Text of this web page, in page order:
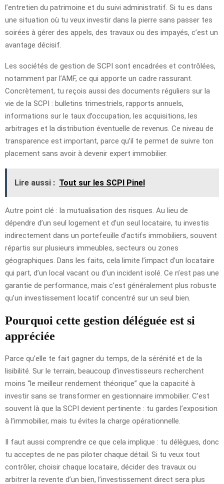
l’entretien du patrimoine et du suivi administratif. Si tu es dans
une situation où tu veux investir dans la pierre sans passer tes
soirées à gérer des appels, des travaux ou des impayés, c’est un
avantage décisif.
Les sociétés de gestion de SCPI sont encadrées et contrôlées,
notamment par l’AMF, ce qui apporte un cadre rassurant.
Concrètement, tu reçois aussi des documents réguliers sur la
vie de la SCPI : bulletins trimestriels, rapports annuels,
informations sur le taux d’occupation, les acquisitions, les
arbitrages et la distribution éventuelle de revenus. Ce niveau de
transparence est important, parce qu’il te permet de suivre ton
placement sans avoir à devenir expert immobilier.
Lire aussi : Tout sur les SCPI Pinel
Autre point clé : la mutualisation des risques. Au lieu de
dépendre d’un seul logement et d’un seul locataire, tu investis
indirectement dans un portefeuille d’actifs immobiliers, souvent
répartis sur plusieurs immeubles, secteurs ou zones
géographiques. Dans les faits, cela limite l’impact d’un locataire
qui part, d’un local vacant ou d’un incident isolé. Ce n’est pas une
garantie de performance, mais c’est généralement plus robuste
qu’un investissement locatif concentré sur un seul bien.
Pourquoi cette gestion déléguée est si
appréciée
Parce qu’elle te fait gagner du temps, de la sérénité et de la
lisibilité. Sur le terrain, beaucoup d’investisseurs recherchent
moins “le meilleur rendement théorique” que la capacité à
investir sans se transformer en gestionnaire immobilier. C’est
souvent là que la SCPI devient pertinente : tu gardes l’exposition
à l’immobilier, mais tu évites la charge opérationnelle.
Il faut aussi comprendre ce que cela implique : tu délègues, donc
tu acceptes de ne pas piloter chaque détail. Si tu veux tout
contrôler, choisir chaque locataire, décider des travaux ou
arbitrer la revente d’un bien, l’investissement direct sera plus